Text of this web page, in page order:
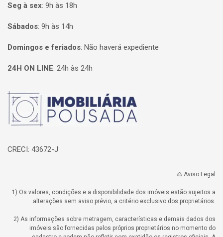
Seg à sex: 9h às 18h
Sábados: 9h às 14h
Domingos e feriados: Não haverá expediente
24H ON LINE: 24h às 24h
Página inicial
CRECI: 43672-J
⚖️ Aviso Legal
1) Os valores, condições e a disponibilidade dos imóveis estão sujeitos a
alterações sem aviso prévio, a critério exclusivo dos proprietários.
2) As informações sobre metragem, características e demais dados dos
imóveis são fornecidas pelos próprios proprietários no momento do